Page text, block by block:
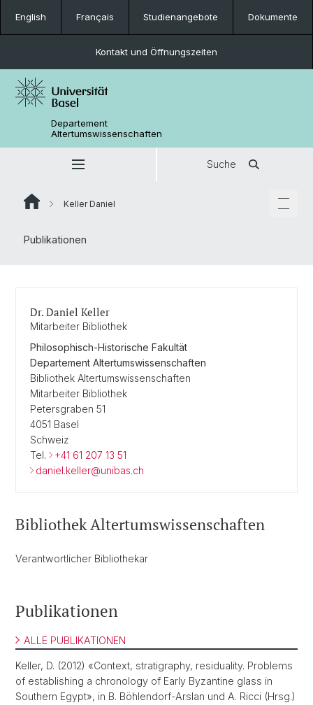
English Français Studienangebote Dokumente
Kontakt und Öffnungszeiten
Departement
Altertumswissenschaften
Suche
Keller Daniel
Publikationen
Dr. Daniel Keller
Mitarbeiter Bibliothek
Philosophisch-Historische Fakultät
Departement Altertumswissenschaften
Bibliothek Altertumswissenschaften
Mitarbeiter Bibliothek
Petersgraben 51
4051 Basel
Schweiz
Tel.
+41 61 207 13 51
daniel.keller@unibas.ch
Bibliothek Altertumswissenschaften
Verantwortlicher Bibliothekar
Publikationen
ALLE PUBLIKATIONEN
Keller, D. (2012) «Context, stratigraphy, residuality. Problems
of establishing a chronology of Early Byzantine glass in
Southern Egypt», in B. Böhlendorf-Arslan und A. Ricci (Hrsg.)